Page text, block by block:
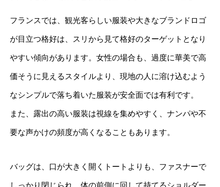
フランスでは、観光客らしい服装や大きなブランドロゴ
が目立つ格好は、スリから見て格好のターゲットとなり
やすい傾向があります。女性の場合も、過度に華美で高
価そうに見えるスタイルより、現地の人に溶け込むよう
なシンプルで落ち着いた服装が安全面では有利です。
また、露出の高い服装は視線を集めやすく、ナンパや不
要な声かけの頻度が高くなることもあります。
バッグは、口が大きく開くトートよりも、ファスナーで